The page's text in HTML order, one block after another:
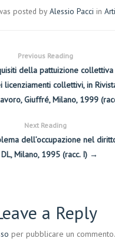
posted by Alessio Pacci in
Previous Reading
della pattuizione
licenziamenti collettivi, in
Giuffré, Milano, 1999
Next Reading
dell’occupazione nel
Milano, 1995 (racc. I) →
a Reply
per pubblicare un commento.